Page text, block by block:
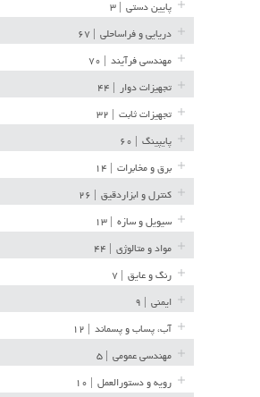
پایین دستی
دریایی و فراساحلی
مهندسی فرآیند
تجهیزات دوار
تجهیزات ثابت
پایپینگ
برق و مخابرات
کنترل و ابزاردقیق
سیویل و سازه
مواد و متالوژی
رنگ و عایق
ایمنی
آب، پساب و پسماند
مهندسی عمومی
رویه و دستورالعمل